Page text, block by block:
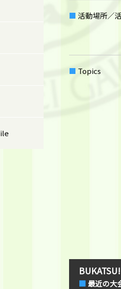
活動場所／
Topics
BUKATSU!
最近の大